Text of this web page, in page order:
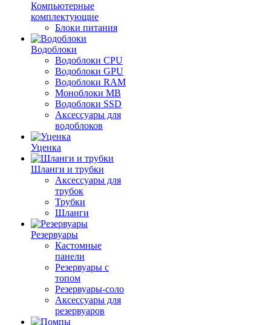
Компьютерные
комплектующие
Блоки питания
Водоблоки
Водоблоки CPU
Водоблоки GPU
Водоблоки RAM
Моноблоки MB
Водоблоки SSD
Аксессуары для
водоблоков
Уценка
Шланги и трубки
Аксессуары для
трубок
Трубки
Шланги
Резервуары
Кастомные
панели
Резервуары с
топом
Резервуары-соло
Аксессуары для
резервуаров